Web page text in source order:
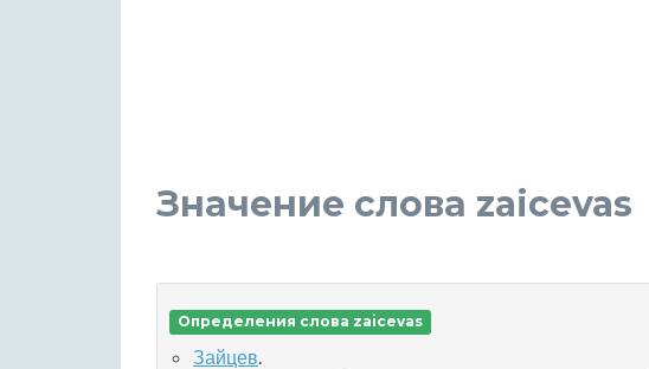
Значение слова zaicevas
Определения слова zaicevas
Зайцев.